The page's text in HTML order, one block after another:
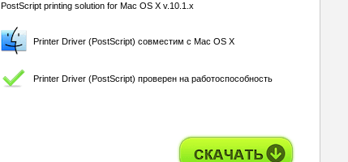
PostScript printing solution for Mac OS X v.10.1.x
Printer Driver (PostScript) совместим с Mac OS X
Printer Driver (PostScript) проверен на работоспособность